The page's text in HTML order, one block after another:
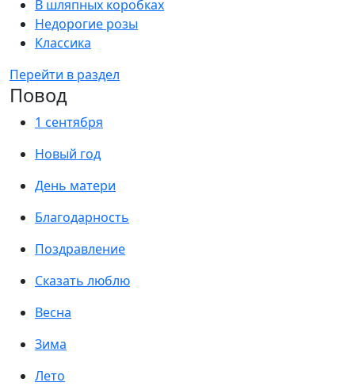
В шляпных коробках
Недорогие розы
Классика
Перейти в раздел
Повод
1 сентября
Новый год
День матери
Благодарность
Поздравление
Сказать люблю
Весна
Зима
Лето